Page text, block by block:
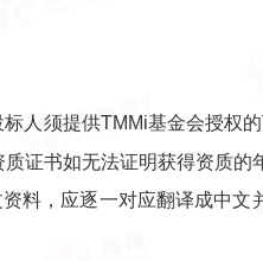
人须提供TMMi基金会授权
证书如无法证明获得资质的
料，应逐一对应翻译成中文